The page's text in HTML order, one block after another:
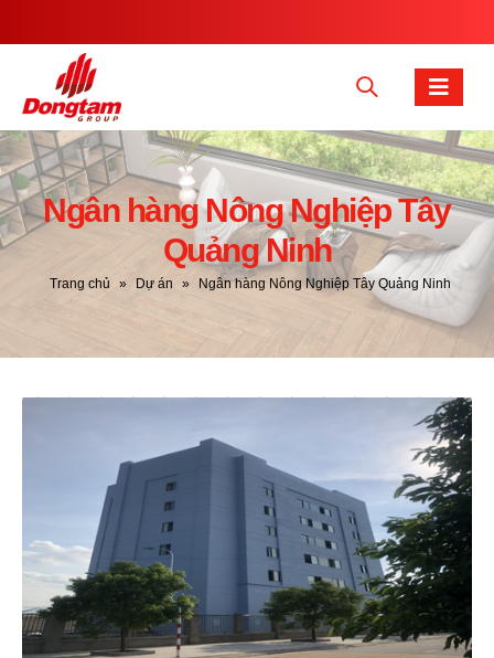
Ngân hàng Nông Nghiệp Tây
Quảng Ninh
Trang chủ » Dự án » Ngân hàng Nông Nghiệp Tây Quảng Ninh